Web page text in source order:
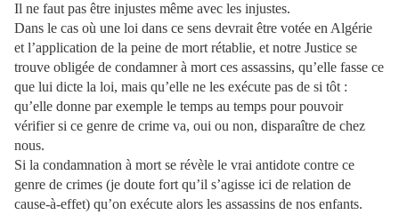
Il ne faut pas être injustes même avec les injustes.
Dans le cas où une loi dans ce sens devrait être votée en Algérie
et l’application de la peine de mort rétablie, et notre Justice se
trouve obligée de condamner à mort ces assassins, qu’elle fasse ce
que lui dicte la loi, mais qu’elle ne les exécute pas de si tôt :
qu’elle donne par exemple le temps au temps pour pouvoir
vérifier si ce genre de crime va, oui ou non, disparaître de chez
nous.
Si la condamnation à mort se révèle le vrai antidote contre ce
genre de crimes (je doute fort qu’il s’agisse ici de relation de
cause-à-effet) qu’on exécute alors les assassins de nos enfants.